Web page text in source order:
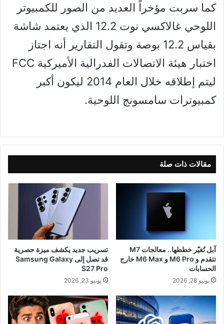
كما سربت مؤخراً العديد من الصور للكمبيوتر
اللوحي غالاكسي نوت 12.2 الذي يعتمد شاشة
بقياس 12.2 بوصة وتقول التقارير أنه اجتاز
اختبار هيئة الاتصالات الفدرالية الأميركية FCC
ليتم إطلاقه خلال العام 2014 ليكون أكبر
كمبيوترات سامسونج اللوحية.
مقالات ذات صلة
آبل تُغيّر خططها.. معالجات M7
تتقدم و M6 Pro و M6 Max خارج
الحسابات
يونيو 28, 2026
تسريب جديد يكشف ميزة حصرية
قد تصل إلى Samsung Galaxy
S27 Pro
يونيو 23, 2026